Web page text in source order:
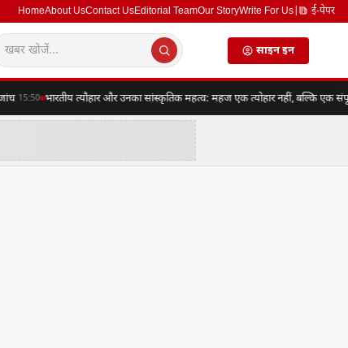
HomeAbout UsContact UsEditorial TeamOur StoryWrite For Us ई-पेपर
साइन इन
15:50 भारतीय त्यौहार और उनका सांस्कृतिक महत्व: महज एक त्योहार नहीं, बल्कि एक संपूर्ण